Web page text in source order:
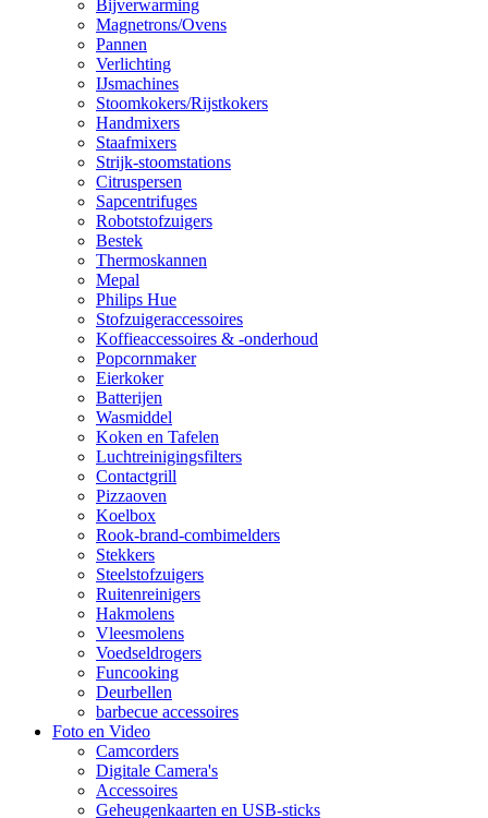
Bijverwarming
Magnetrons/Ovens
Pannen
Verlichting
IJsmachines
Stoomkokers/Rijstkokers
Handmixers
Staafmixers
Strijk-stoomstations
Citruspersen
Sapcentrifuges
Robotstofzuigers
Bestek
Thermoskannen
Mepal
Philips Hue
Stofzuigeraccessoires
Koffieaccessoires & -onderhoud
Popcornmaker
Eierkoker
Batterijen
Wasmiddel
Koken en Tafelen
Luchtreinigingsfilters
Contactgrill
Pizzaoven
Koelbox
Rook-brand-combimelders
Stekkers
Steelstofzuigers
Ruitenreinigers
Hakmolens
Vleesmolens
Voedseldrogers
Funcooking
Deurbellen
barbecue accessoires
Foto en Video
Camcorders
Digitale Camera's
Accessoires
Geheugenkaarten en USB-sticks